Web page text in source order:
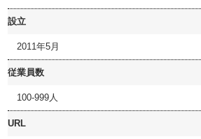
設立
2011年5月
従業員数
100-999人
URL